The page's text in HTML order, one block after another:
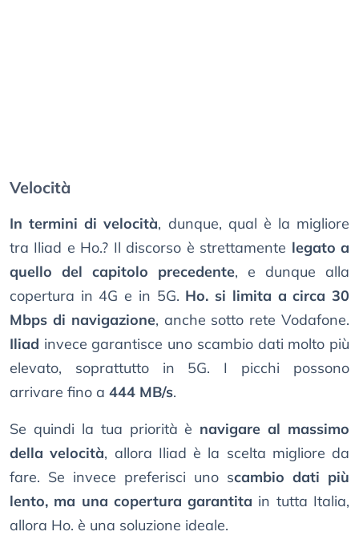
Velocità
In termini di velocità, dunque, qual è la migliore
tra Iliad e Ho.? Il discorso è strettamente legato a
quello del capitolo precedente, e dunque alla
copertura in 4G e in 5G. Ho. si limita a circa 30
Mbps di navigazione, anche sotto rete Vodafone.
Iliad invece garantisce uno scambio dati molto più
elevato, soprattutto in 5G. I picchi possono
arrivare fino a 444 MB/s.
Se quindi la tua priorità è navigare al massimo
della velocità, allora Iliad è la scelta migliore da
fare. Se invece preferisci uno scambio dati più
lento, ma una copertura garantita in tutta Italia,
allora Ho. è una soluzione ideale.